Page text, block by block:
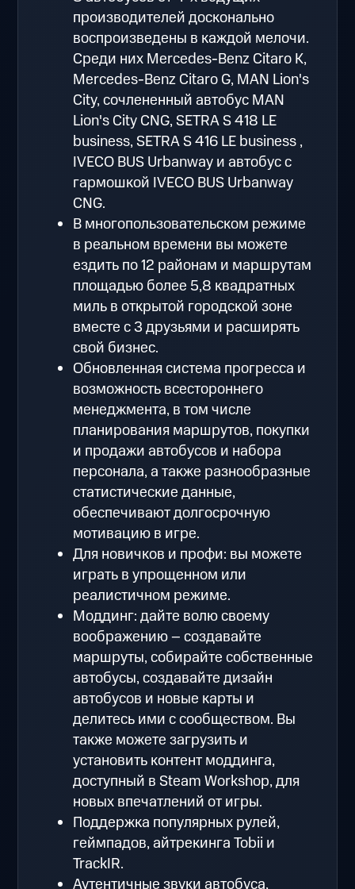
производителей досконально
воспроизведены в каждой мелочи.
Среди них Mercedes-Benz Citaro K,
Mercedes-Benz Citaro G, MAN Lion's
City, сочлененный автобус MAN
Lion's City CNG, SETRA S 418 LE
business, SETRA S 416 LE business ,
IVECO BUS Urbanway и автобус с
гармошкой IVECO BUS Urbanway
CNG.
В многопользовательском режиме
в реальном времени вы можете
ездить по 12 районам и маршрутам
площадью более 5,8 квадратных
миль в открытой городской зоне
вместе с 3 друзьями и расширять
свой бизнес.
Обновленная система прогресса и
возможность всестороннего
менеджмента, в том числе
планирования маршрутов, покупки
и продажи автобусов и набора
персонала, а также разнообразные
статистические данные,
обеспечивают долгосрочную
мотивацию в игре.
Для новичков и профи: вы можете
играть в упрощенном или
реалистичном режиме.
Моддинг: дайте волю своему
воображению – создавайте
маршруты, собирайте собственные
автобусы, создавайте дизайн
автобусов и новые карты и
делитесь ими с сообществом. Вы
также можете загрузить и
установить контент моддинга,
доступный в Steam Workshop, для
новых впечатлений от игры.
Поддержка популярных рулей,
геймпадов, айтрекинга Tobii и
TrackIR.